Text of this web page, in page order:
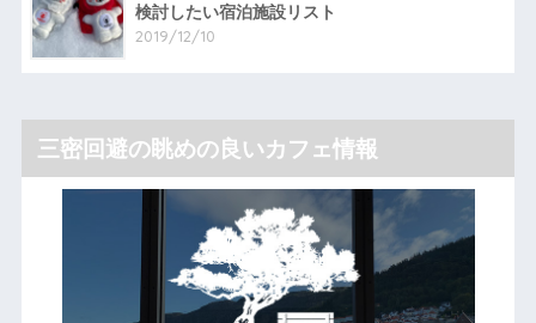
検討したい宿泊施設リスト
2019/12/10
三密回避の眺めの良いカフェ情報